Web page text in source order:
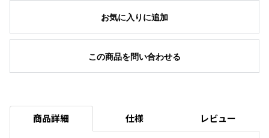
お気に入りに追加
この商品を問い合わせる
商品詳細 仕様 レビュー